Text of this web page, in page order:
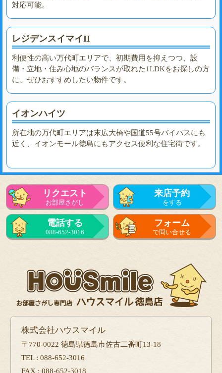
対応可能。
レジデンスイマイII
利便性の高い万代町エリアで、初期費用を抑えつつ、設
備・立地・住み心地のバランスが取れた1LDKをお探しの方
に、ぜひおすすめしたい物件です。
イオンハイツ
所在地の万代町エリアは末広大橋や国道55号バイパスにも
近く、イオンモール徳島にもアクセス便利な住宅街です。
リクエスト
お部屋さがし
来店予約
をする
電話する
088-652-3016
フォーム
で問い合せる
株式会社ハウスマイル
〒770-0022 徳島県徳島市佐古二番町13-18
TEL : 088-652-3016
FAX : 088-652-3018